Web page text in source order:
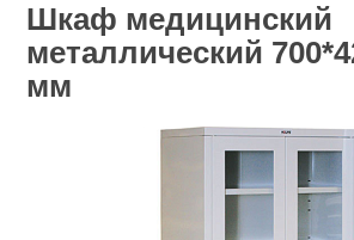
Шкаф медицинский
металлический
мм